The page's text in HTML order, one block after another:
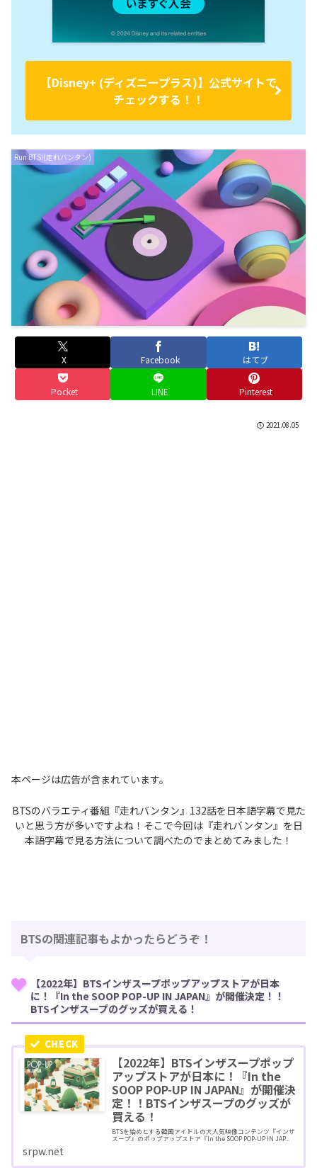
【Disney+ (ディズニープラス)】公式サイトで
チェックする！！
Run BTS!(走れバンタン)
X Facebook はてブ
Pocket LINE Pinterest
2021.08.05
本ページは広告が含まれています。
BTSのバラエティ番組『走れバンタン』132話を日本語字幕で見た
いと思う方が多いですよね！そこで今回は『走れバンタン』を日
本語字幕で見る方法について調べたのでまとめてみました！
BTSの関連記事もよかったらどうぞ！
【2022年】BTSインザスープポップアップストアが日本
に！『In the SOOP POP-UP IN JAPAN』が開催決定！！
BTSインザスープのグッズが買える！
【2022年】BTSインザスープポップ
アップストアが日本に！『In the
SOOP POP-UP IN JAPAN』が開催決
定！！BTSインザスープのグッズが
買える！
BTSを始めとする韓国アイドルの大人気映像コンテンツ『インザ
スープ』のポップアップストア『In the SOOP POP-UP IN JAP...
srpw.net